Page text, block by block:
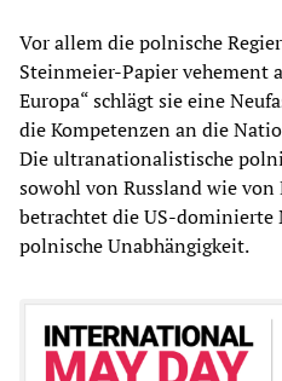
Vor allem die polnische
Steinmeier-Papier vehement
Europa“ schlägt sie eine
die Kompetenzen an die
Die ultranationalistische
sowohl von Russland wie
betrachtet die US-dominierte
polnische Unabhängigkeit.